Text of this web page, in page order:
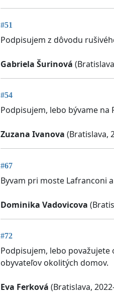
#51
Podpisujem z dôvodu
Gabriela Šurinová
#54
Podpisujem, lebo bývame na
Zuzana Ivanova (Bratislava,
#67
Byvam pri moste Lafranconi
Dominika Vadovicova
#72
Podpisujem, lebo
obyvateľov okolitých domov.
Eva Ferková (Bratislava,